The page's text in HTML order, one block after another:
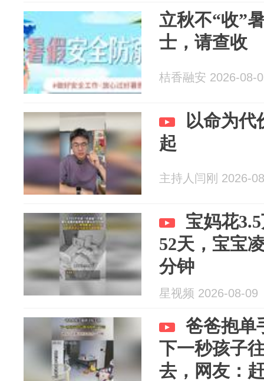
立秋不“收”
士，请查收
桔香融安 2026-08-
以命为代
起
主持人闫刚 2026-
宝妈花
52天，宝宝
分钟
星视频 2026-08-09
爸爸抱单
下一秒孩子
去，网友：